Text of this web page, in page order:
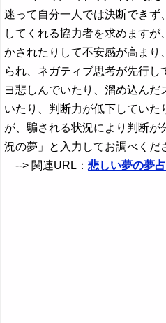
迷って自分一人では決断できず
してくれる協力者を求めますが
かされたりして不安感が高まり
られ、ネガティブ思考が先行し
ヨ悲しんでいたり、溜め込んだ
いたり、判断力が低下していた
が、騙される状況により判断が
況の夢」と入力してお調べくだ
--> 関連URL：悲しい夢の夢